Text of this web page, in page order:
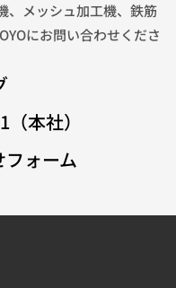
、メッシュ加工機、鉄筋
にお問い合わせくださ
本社）
ォーム